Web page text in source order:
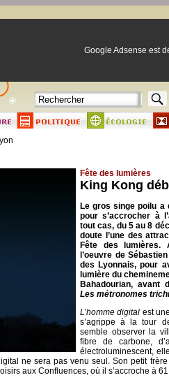
Google Adsense est
Fête des lumières
King Kong
Le gros singe poilu a
pour s’accrocher à
tout cas, du 5 au 8
doute l’une des
Fête des lumières.
l’oeuvre de
des Lyonnais, pour
lumière du
Bahadourian, avant
Les métronomes
L’homme digital est
s’agrippe à la tour
semble observer la
fibre de carbone,
électroluminescent,
ne sera pas venu seul. Son petit frère
aux Confluences, où il s’accroche à